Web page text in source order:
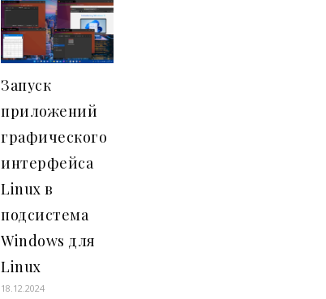
Запуск
приложений
графического
интерфейса
Linux в
подсистема
Windows для
Linux
18.12.2024